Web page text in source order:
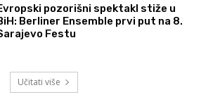
pozorišni spektakl stiže u
Berliner Ensemble prvi put na 8.
Festu
Učitati više